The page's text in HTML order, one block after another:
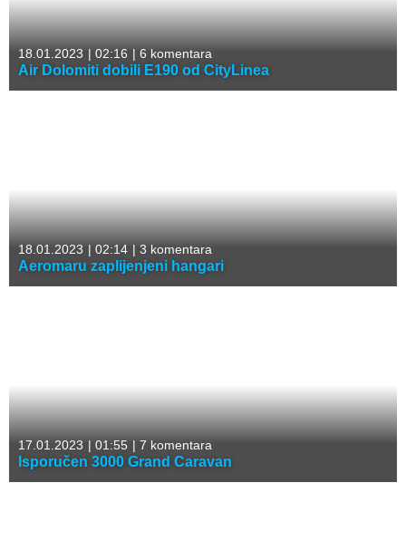
18.01.2023 | 02:16 | 6 komentara
Air Dolomiti dobili E190 od CityLinea
18.01.2023 | 02:14 | 3 komentara
Aeromaru zaplijenjeni hangari
17.01.2023 | 01:55 | 7 komentara
Isporučen 3000 Grand Caravan